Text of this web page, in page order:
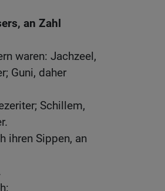
an Zahl
waren: Jachzeel,
Guni, daher
Schillem,
ihren Sippen, an